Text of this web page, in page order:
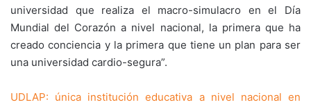
universidad que realiza el macro-simulacro en el Día
Mundial del Corazón a nivel nacional, la primera que ha
creado conciencia y la primera que tiene un plan para ser
una universidad cardio-segura”.
UDLAP: única institución educativa a nivel nacional en